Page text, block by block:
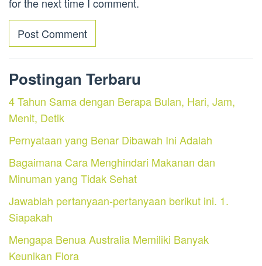
Postingan Terbaru
4 Tahun Sama dengan Berapa Bulan, Hari, Jam,
Menit, Detik
Pernyataan yang Benar Dibawah Ini Adalah
Bagaimana Cara Menghindari Makanan dan
Minuman yang Tidak Sehat
Jawablah pertanyaan-pertanyaan berikut ini. 1.
Siapakah
Mengapa Benua Australia Memiliki Banyak
Keunikan Flora